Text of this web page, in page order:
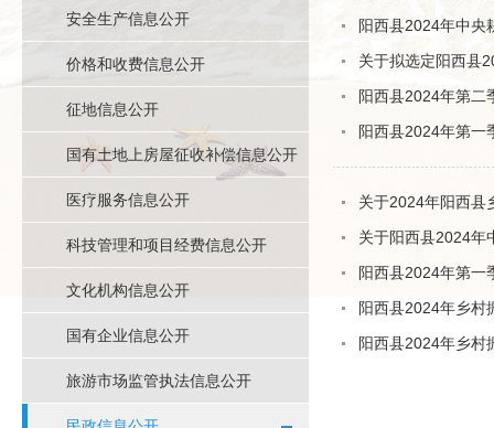
安全生产信息公开
价格和收费信息公开
征地信息公开
国有土地上房屋征收补偿信息公开
医疗服务信息公开
科技管理和项目经费信息公开
文化机构信息公开
国有企业信息公开
旅游市场监管执法信息公开
阳西县2024年中
关于拟选定阳西县
阳西县2024年第二
阳西县2024年第一
关于2024年阳西县
关于阳西县2024
阳西县2024年第一
阳西县2024年乡村
阳西县2024年乡村